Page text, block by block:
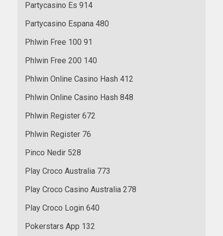
Partycasino Es 914
Partycasino Espana 480
Phlwin Free 100 91
Phlwin Free 200 140
Phlwin Online Casino Hash 412
Phlwin Online Casino Hash 848
Phlwin Register 672
Phlwin Register 76
Pinco Nedir 528
Play Croco Australia 773
Play Croco Casino Australia 278
Play Croco Login 640
Pokerstars App 132